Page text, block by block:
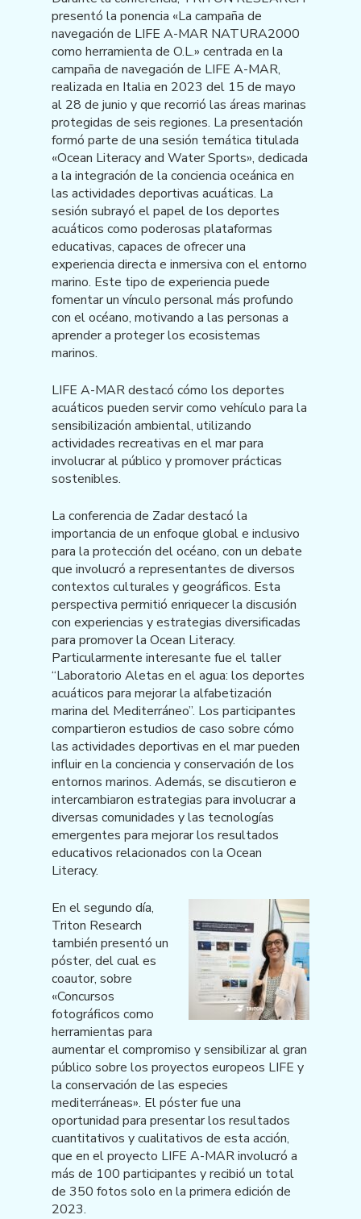
presentó la ponencia «La campaña de
navegación de LIFE A-MAR NATURA2000
como herramienta de O.L.» centrada en la
campaña de navegación de LIFE A-MAR,
realizada en Italia en 2023 del 15 de mayo
al 28 de junio y que recorrió las áreas marinas
protegidas de seis regiones. La presentación
formó parte de una sesión temática titulada
«Ocean Literacy and Water Sports», dedicada
a la integración de la conciencia oceánica en
las actividades deportivas acuáticas. La
sesión subrayó el papel de los deportes
acuáticos como poderosas plataformas
educativas, capaces de ofrecer una
experiencia directa e inmersiva con el entorno
marino. Este tipo de experiencia puede
fomentar un vínculo personal más profundo
con el océano, motivando a las personas a
aprender a proteger los ecosistemas
marinos.
LIFE A-MAR destacó cómo los deportes
acuáticos pueden servir como vehículo para la
sensibilización ambiental, utilizando
actividades recreativas en el mar para
involucrar al público y promover prácticas
sostenibles.
La conferencia de Zadar destacó la
importancia de un enfoque global e inclusivo
para la protección del océano, con un debate
que involucró a representantes de diversos
contextos culturales y geográficos. Esta
perspectiva permitió enriquecer la discusión
con experiencias y estrategias diversificadas
para promover la Ocean Literacy.
Particularmente interesante fue el taller
“Laboratorio Aletas en el agua: los deportes
acuáticos para mejorar la alfabetización
marina del Mediterráneo”. Los participantes
compartieron estudios de caso sobre cómo
las actividades deportivas en el mar pueden
influir en la conciencia y conservación de los
entornos marinos. Además, se discutieron e
intercambiaron estrategias para involucrar a
diversas comunidades y las tecnologías
emergentes para mejorar los resultados
educativos relacionados con la Ocean
Literacy.
En el segundo día,
Triton Research
también presentó un
póster, del cual es
coautor, sobre
«Concursos
fotográficos como
herramientas para
aumentar el compromiso y sensibilizar al gran
público sobre los proyectos europeos LIFE y
la conservación de las especies
mediterráneas». El póster fue una
oportunidad para presentar los resultados
cuantitativos y cualitativos de esta acción,
que en el proyecto LIFE A-MAR involucró a
más de 100 participantes y recibió un total
de 350 fotos solo en la primera edición de
2023.